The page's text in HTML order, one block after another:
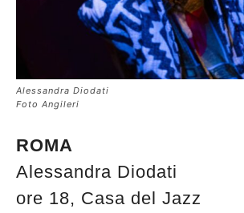
Alessandra Diodati
Foto Angileri
ROMA
Alessandra Diodati
ore 18, Casa del Jazz